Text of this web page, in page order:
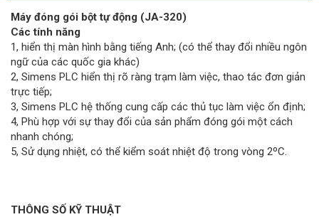
Máy đóng gói bột tự động (JA-320)
Các tính năng
1, hiển thị màn hình bằng tiếng Anh; (có thể thay đổi nhiều ngôn
ngữ của các quốc gia khác)
2, Simens PLC hiển thị rõ ràng trạm làm việc, thao tác đơn giản
trực tiếp;
3, Simens PLC hệ thống cung cấp các thủ tục làm việc ổn định;
4, Phù hợp với sự thay đổi của sản phẩm đóng gói một cách
nhanh chóng;
5, Sử dụng nhiệt, có thể kiểm soát nhiệt độ trong vòng 2ºC.
THÔNG SỐ KỸ THUẬT